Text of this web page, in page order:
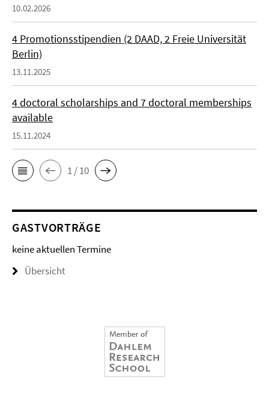
10.02.2026
4 Promotionsstipendien (2 DAAD, 2 Freie Universität
Berlin)
13.11.2025
4 doctoral scholarships and 7 doctoral memberships
available
15.11.2024
1 / 10
GASTVORTRÄGE
keine aktuellen Termine
Übersicht